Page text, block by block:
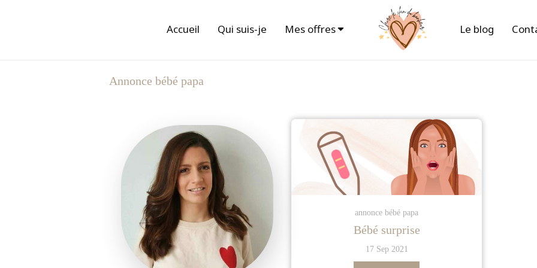
Accueil Qui suis-je Mes offres Le blog
Annonce bébé papa
annonce bébé papa
Bébé surprise
17 Sep 2021